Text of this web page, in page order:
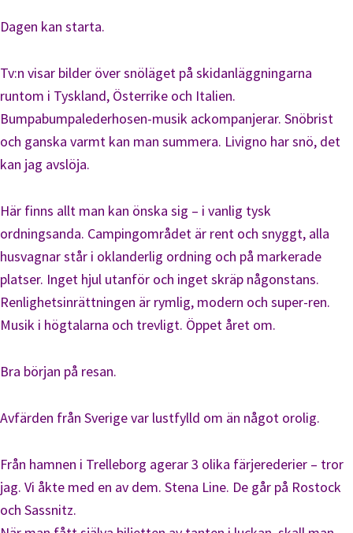
Dagen kan starta.
Tv:n visar bilder över snöläget på skidanläggningarna
runtom i Tyskland, Österrike och Italien.
Bumpabumpalederhosen-musik ackompanjerar. Snöbrist
och ganska varmt kan man summera. Livigno har snö, det
kan jag avslöja.
Här finns allt man kan önska sig – i vanlig tysk
ordningsanda. Campingområdet är rent och snyggt, alla
husvagnar står i oklanderlig ordning och på markerade
platser. Inget hjul utanför och inget skräp någonstans.
Renlighetsinrättningen är rymlig, modern och super-ren.
Musik i högtalarna och trevligt. Öppet året om.
Bra början på resan.
Avfärden från Sverige var lustfylld om än något orolig.
Från hamnen i Trelleborg agerar 3 olika färjerederier – tror
jag. Vi åkte med en av dem. Stena Line. De går på Rostock
och Sassnitz.